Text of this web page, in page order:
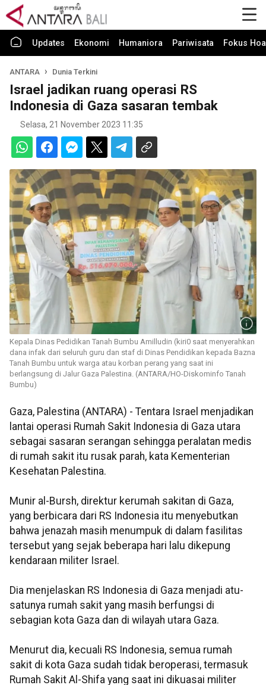
Updates Ekonomi Humaniora Pariwisata Fokus
ANTARA Dunia Terkini
Israel jadikan ruang operasi RS
Indonesia di Gaza sasaran tembak
Selasa, 21 November 2023 11:35
Kepala Dinas Pedidikan Tanah Bumbu Amilludin (kiri0 saat menyerahkan
dana infak dari seluruh guru dan staf di Dinas Pendidikan kepada Bazna
Tanah Bumbu untuk warga atau korban perang yang saat ini
berlangsung di Jalur Gaza Palestina. (ANTARA/HO-Diskominfo Tanah
Bumbu)
Gaza, Palestina (ANTARA) - Tentara Israel menjadikan
lantai operasi Rumah Sakit Indonesia di Gaza utara
sebagai sasaran serangan sehingga peralatan medis
di rumah sakit itu rusak parah, kata Kementerian
Kesehatan Palestina.
Munir al-Bursh, direktur kerumah sakitan di Gaza,
yang berbicara dari RS Indonesia itu menyebutkan
bahwa jenazah masih menumpuk di dalam fasilitas
tersebut yang sejak beberapa hari lalu dikepung
kendaraan militer Israel.
Dia menjelaskan RS Indonesia di Gaza menjadi atu-
satunya rumah sakit yang masih berfungsi di
sebagian kota Gaza dan di wilayah utara Gaza.
Menurut dia, kecuali RS Indonesia, semua rumah
sakit di kota Gaza sudah tidak beroperasi, termasuk
Rumah Sakit Al-Shifa yang saat ini dikuasai militer